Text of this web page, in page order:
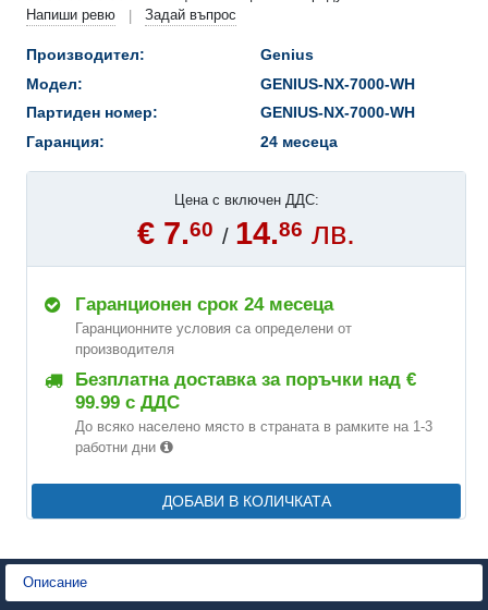
Напиши ревю
| Задай въпрос
Производител:
Genius
Модел:
GENIUS-NX-7000-WH
Партиден номер:
GENIUS-NX-7000-WH
Гаранция:
24 месеца
Цена с включен ДДС:
€ 7.60 / 14.86 лв.
Гаранционен срок 24 месеца
Гаранционните условия са определени от
производителя
Безплатна доставка за поръчки над €
99.99 с ДДС
До всяко населено място в страната в рамките на 1-3
работни дни
ДОБАВИ В КОЛИЧКАТА
Описание